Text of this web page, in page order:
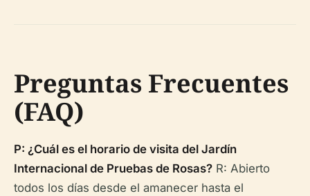
Preguntas Frecuentes
(FAQ)
P: ¿Cuál es el horario de visita del Jardín
Internacional de Pruebas de Rosas? R: Abierto
todos los días desde el amanecer hasta el